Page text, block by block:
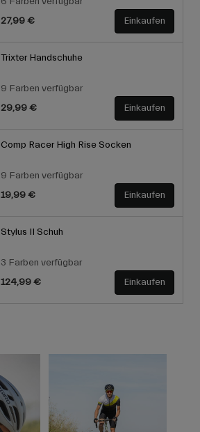
27,99 €
Einkaufen
Trixter Handschuhe
9 Farben verfügbar
29,99 €
Einkaufen
Comp Racer High Rise Socken
9 Farben verfügbar
19,99 €
Einkaufen
Stylus II Schuh
3 Farben verfügbar
124,99 €
Einkaufen